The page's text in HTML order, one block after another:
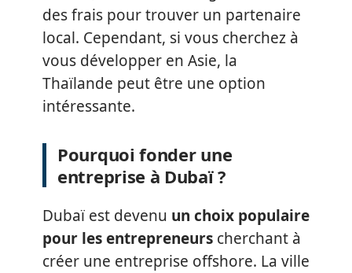
des frais pour trouver un partenaire
local. Cependant, si vous cherchez à
vous développer en Asie, la
Thaïlande peut être une option
intéressante.
Pourquoi fonder une
entreprise à Dubaï ?
Dubaï est devenu un choix populaire
pour les entrepreneurs cherchant à
créer une entreprise offshore. La ville